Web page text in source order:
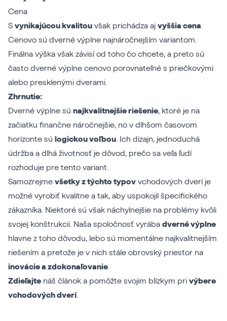
Cena
S vynikajúcou kvalitou však prichádza aj vyššia cena.
Cenovo sú dverné výplne najnáročnejším variantom.
Finálna výška však závisí od toho čo chcete, a preto sú
často dverné výplne cenovo porovnateľné s priečkovými
alebo presklenými dverami.
Zhrnutie:
Dverné výplne sú najkvalitnejšie riešenie, ktoré je na
začiatku finančne náročnejšie, no v dlhšom časovom
horizonte sú logickou voľbou. Ich dizajn, jednoduchá
údržba a dlhá životnosť je dôvod, prečo sa veľa ľudí
rozhoduje pre tento variant.
Samozrejme všetky z týchto typov vchodových dverí je
možné vyrobiť kvalitne a tak, aby uspokojil špecifického
zákazníka. Niektoré sú však náchylnejšie na problémy kvôli
svojej konštrukcii. Naša spoločnosť vyrába dverné výplne
hlavne z toho dôvodu, lebo sú momentálne najkvalitnejším
riešením a pretože je v nich stále obrovský priestor na
inovácie a zdokonaľovanie.
Zdieľajte náš článok a pomôžte svojim blízkym pri výbere
vchodových dverí.